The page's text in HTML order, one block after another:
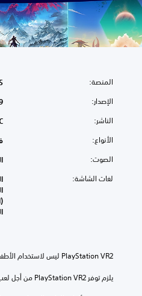
المنصة:
الإصدار:
الناشر:
الأنواع:
الصوت:
لغات الشاشة:
يلزم توفر PlayStation VR2 من أجل لعب نسخة PS5 من هذه اللعبة.